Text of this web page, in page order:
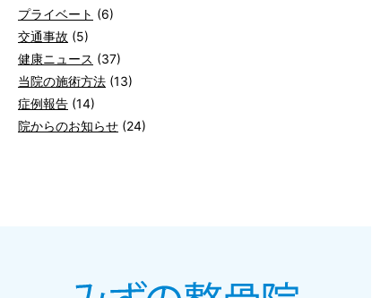
プライベート (6)
交通事故 (5)
健康ニュース (37)
当院の施術方法 (13)
症例報告 (14)
院からのお知らせ (24)